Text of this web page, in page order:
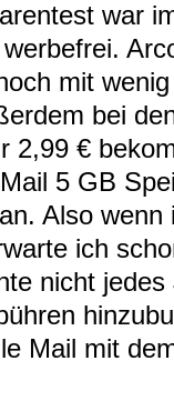
war
mit
bei
2,99 €
5 GB
Also wenn
ich
nicht jedes
Mail mit